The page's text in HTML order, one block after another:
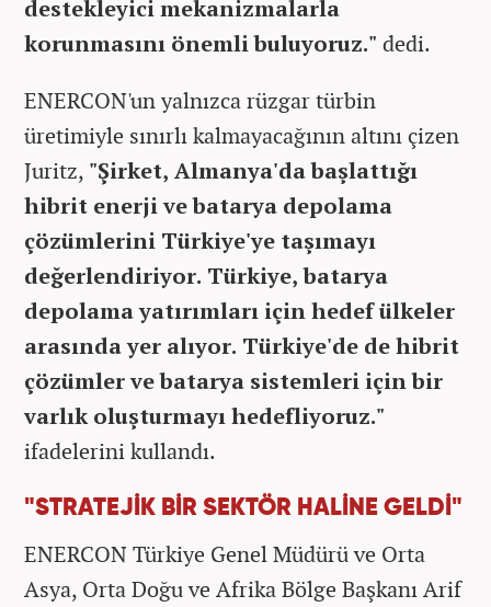
destekleyici mekanizmalarla
korunmasını önemli buluyoruz." dedi.
ENERCON'un yalnızca rüzgar türbin
üretimiyle sınırlı kalmayacağının altını çizen
Juritz, "Şirket, Almanya'da başlattığı
hibrit enerji ve batarya depolama
çözümlerini Türkiye'ye taşımayı
değerlendiriyor. Türkiye, batarya
depolama yatırımları için hedef ülkeler
arasında yer alıyor. Türkiye'de de hibrit
çözümler ve batarya sistemleri için bir
varlık oluşturmayı hedefliyoruz."
ifadelerini kullandı.
"STRATEJİK BİR SEKTÖR HALİNE GELDİ"
ENERCON Türkiye Genel Müdürü ve Orta
Asya, Orta Doğu ve Afrika Bölge Başkanı Arif